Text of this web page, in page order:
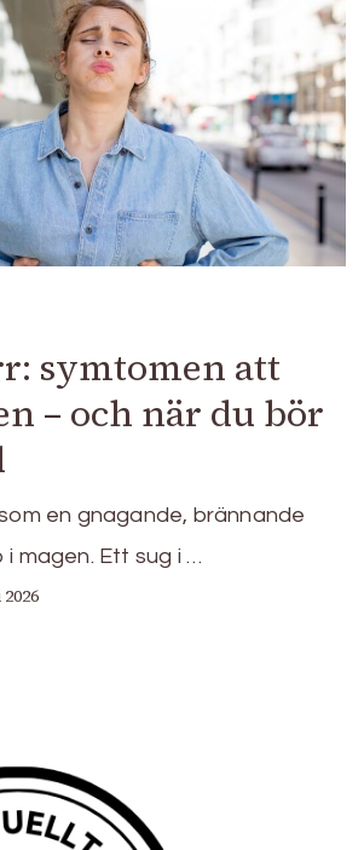
symtomen att
– och när du bör
en gnagande, brännande
i magen. Ett sug i …